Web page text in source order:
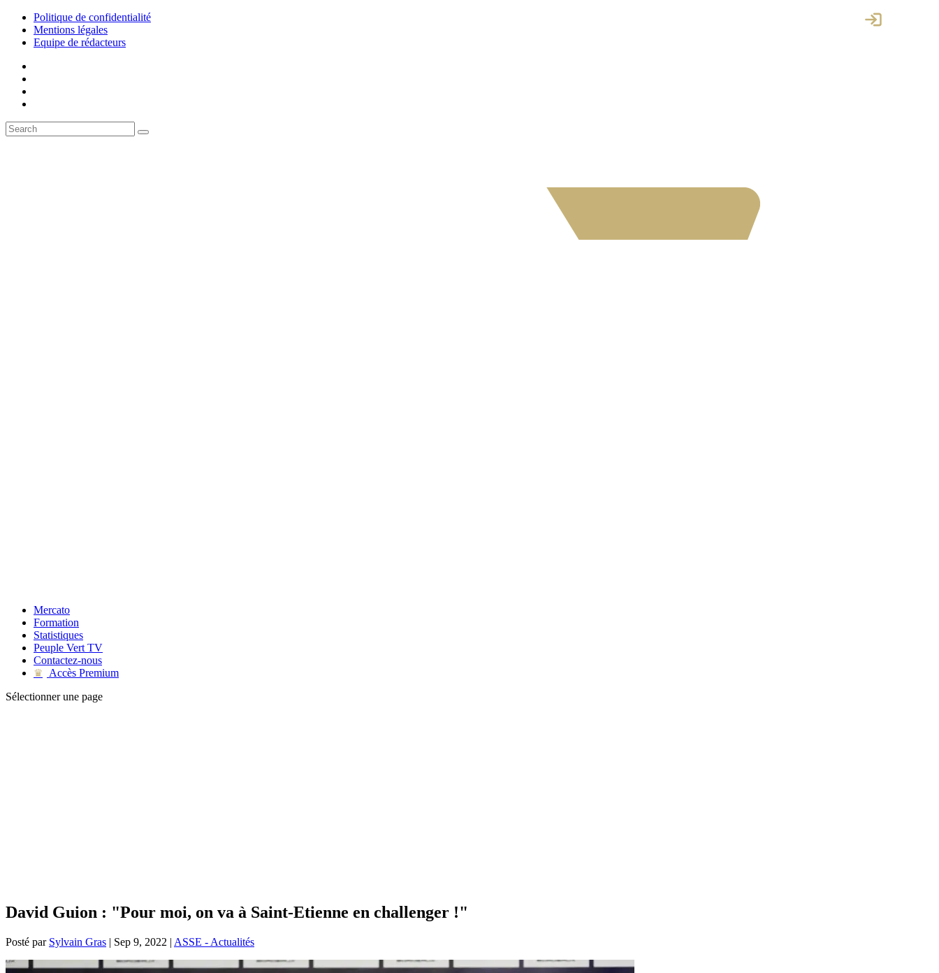
Politique de confidentialité
Mentions légales
Equipe de rédacteurs
Mercato
Formation
Statistiques
Peuple Vert TV
Contactez-nous
♛
Accès Premium
Sélectionner une page
David Guion : "Pour moi, on va à Saint-Etienne en challenger !"
Posté par Sylvain Gras | Sep 9, 2022 | ASSE - Actualités